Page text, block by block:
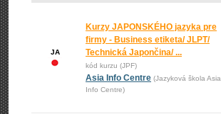
JA
Kurzy JAPONSKÉHO jazyka pre
firmy - Business etiketa/ JLPT/
Technická Japončina/ ...
kód kurzu (JPF)
Asia Info Centre (Jazyková škola Asia
Info Centre)